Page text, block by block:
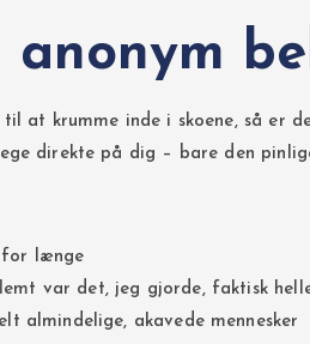
at krumme inde i skoene, så er
direkte på dig – bare den
for længe
var det, jeg gjorde, faktisk
almindelige, akavede mennesker